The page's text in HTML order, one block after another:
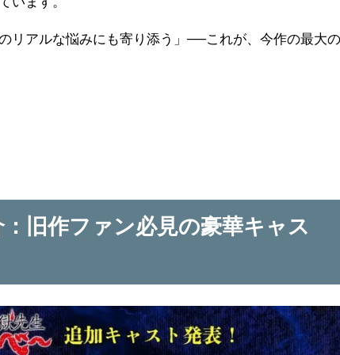
リアルな悩みにも寄り添う」──これが、今作の最大
旧作ファン必見の豪華キャス